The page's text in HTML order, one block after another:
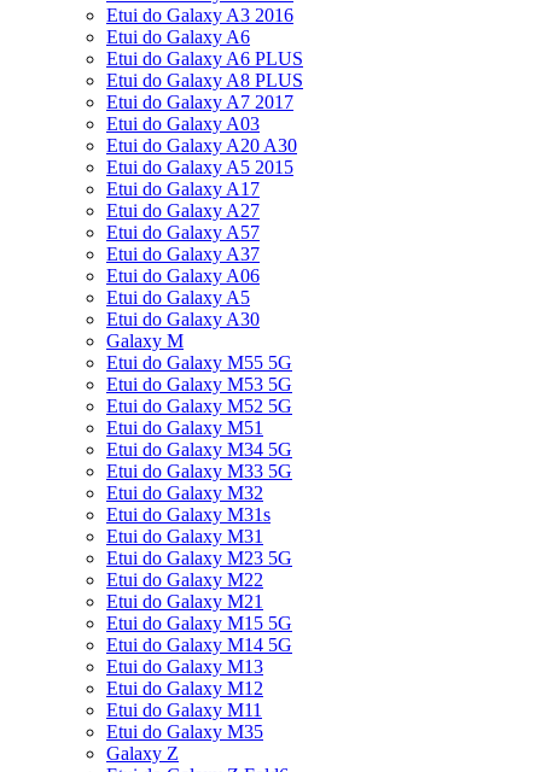
Etui do Galaxy A3 2016
Etui do Galaxy A6
Etui do Galaxy A6 PLUS
Etui do Galaxy A8 PLUS
Etui do Galaxy A7 2017
Etui do Galaxy A03
Etui do Galaxy A20 A30
Etui do Galaxy A5 2015
Etui do Galaxy A17
Etui do Galaxy A27
Etui do Galaxy A57
Etui do Galaxy A37
Etui do Galaxy A06
Etui do Galaxy A5
Etui do Galaxy A30
Galaxy M
Etui do Galaxy M55 5G
Etui do Galaxy M53 5G
Etui do Galaxy M52 5G
Etui do Galaxy M51
Etui do Galaxy M34 5G
Etui do Galaxy M33 5G
Etui do Galaxy M32
Etui do Galaxy M31s
Etui do Galaxy M31
Etui do Galaxy M23 5G
Etui do Galaxy M22
Etui do Galaxy M21
Etui do Galaxy M15 5G
Etui do Galaxy M14 5G
Etui do Galaxy M13
Etui do Galaxy M12
Etui do Galaxy M11
Etui do Galaxy M35
Galaxy Z